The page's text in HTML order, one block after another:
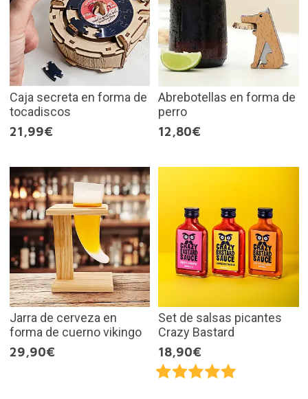
Caja secreta en forma de
tocadiscos
21,99€
Abrebotellas en forma de
perro
12,80€
Jarra de cerveza en
forma de cuerno vikingo
29,90€
Set de salsas picantes
Crazy Bastard
18,90€